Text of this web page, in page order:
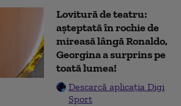
Lovitură de teatru:
așteptată în rochie de
mireasă lângă Ronaldo,
Georgina a surprins pe
toată lumea!
Descarcă aplicația Digi
Sport